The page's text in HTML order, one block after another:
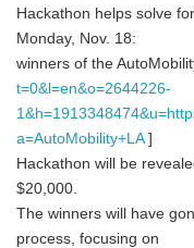
Hackathon helps solve
Monday, Nov. 18:
winners of the
t=0&l=en&o=2644226-
a=AutoMobility+LA]
Hackathon will be
$20,000.
The winners will have
process, focusing on